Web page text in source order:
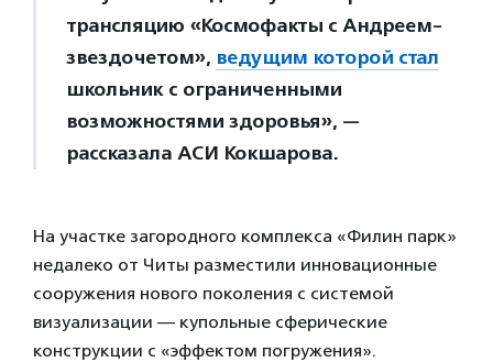
трансляцию «Космофакты с Андреем-
звездочетом», ведущим которой стал
школьник с ограниченными
возможностями здоровья», —
рассказала АСИ Кокшарова.
На участке загородного комплекса «Филин парк»
недалеко от Читы разместили инновационные
сооружения нового поколения с системой
визуализации — купольные сферические
конструкции с «эффектом погружения».